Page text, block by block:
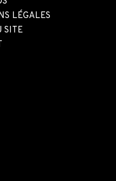
LÉGALES
SITE